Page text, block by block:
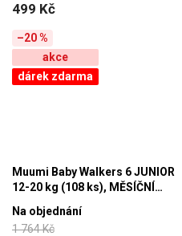
499 Kč
–20 %
akce
dárek zdarma
Muumi Baby Walkers 6 JUNIOR
12-20 kg (108 ks), MĚSÍČNÍ
+ Mumínek DÁREK ZDARMA
1 764 Kč
Na objednání